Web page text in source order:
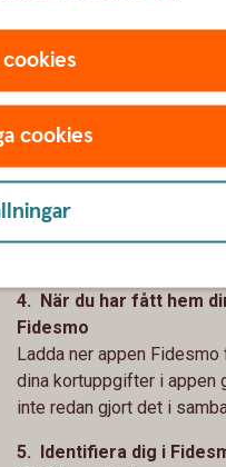
För att kunna använda
stöder tjänsten.
Läs mer på Fidesmos
3. Anslut ditt kort till
1. Online, när du beställer
4. När du har fått hem
Fidesmo
Ladda ner appen
dina kortuppgifter i appen
inte redan gjort det i
5. Identifiera dig i
cookies